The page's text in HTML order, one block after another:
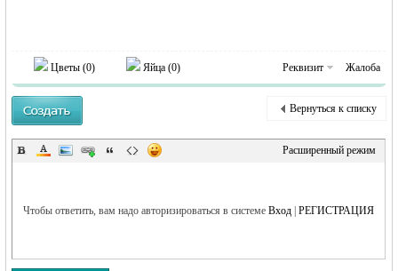
RU
Цветы (0) Яйца (0) Реквизит Жалоба
Вернуться к списку
Расширенный режим
Чтобы ответить, вам надо авторизироваться в системеВход |РЕГИСТРАЦИЯ